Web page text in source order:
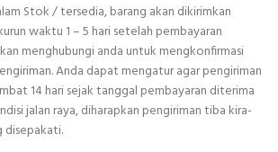
Stok / tersedia, barang akan dikirimkan
waktu 1 – 5 hari setelah pembayaran
menghubungi anda untuk mengkonfirmasi
Anda dapat mengatur agar pengiriman
14 hari sejak tanggal pembayaran diterima
jalan raya, diharapkan pengiriman tiba kira-
disepakati.